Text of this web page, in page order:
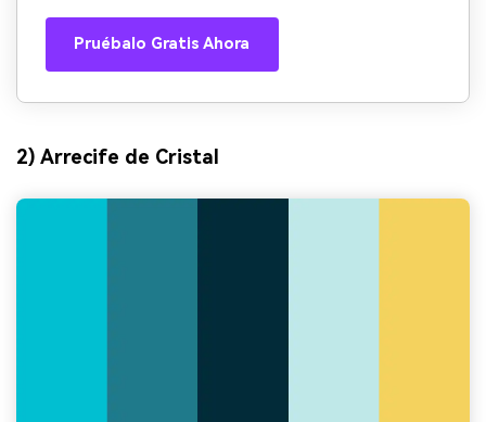
Pruébalo Gratis Ahora
2) Arrecife de Cristal